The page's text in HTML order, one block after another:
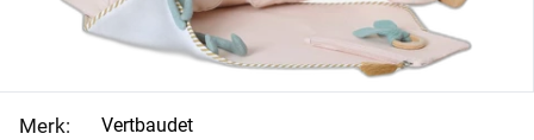
Merk:
Vertbaudet